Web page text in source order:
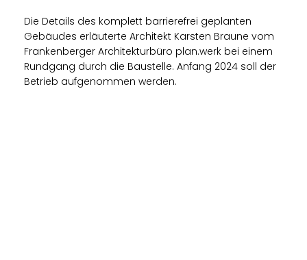
Die Details des komplett barrierefrei geplanten
Gebäudes erläuterte Architekt Karsten Braune vom
Frankenberger Architekturbüro plan.werk bei einem
Rundgang durch die Baustelle. Anfang 2024 soll der
Betrieb aufgenommen werden.